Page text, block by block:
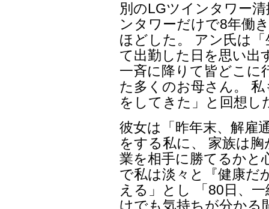
別のLGツインタワー
ンタワーだけで8年働
ほどした。 アン氏は
て出勤した日を思い出
一斉に降りて皆どこに
た多くのお母さん。
をしてきた」と回想し
彼女は「昨年末、解雇
をする私に、 家族は
業を相手に勝てるかと
で私は淡々と『健康だ
える」とし 「80日、
けでも気持ちが分かる